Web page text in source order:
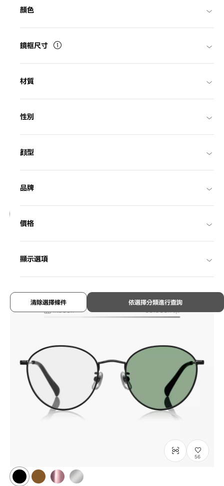
顏色
鏡框尺寸
材質
性別
顔型
品牌
價格
顯示選項
依選擇分類進行查詢
清除選擇條件
NEW
¥8,800 含稅
56